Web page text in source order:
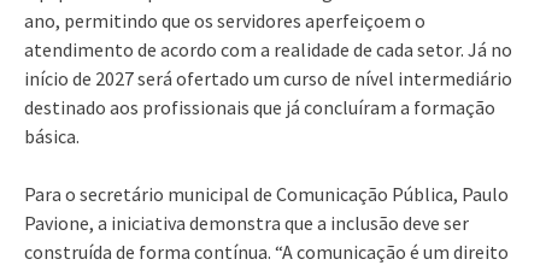
ano, permitindo que os servidores aperfeiçoem o
atendimento de acordo com a realidade de cada setor. Já no
início de 2027 será ofertado um curso de nível intermediário
destinado aos profissionais que já concluíram a formação
básica.
Para o secretário municipal de Comunicação Pública, Paulo
Pavione, a iniciativa demonstra que a inclusão deve ser
construída de forma contínua. “A comunicação é um direito